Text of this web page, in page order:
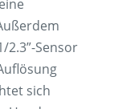
2.3”-Sensor
sich